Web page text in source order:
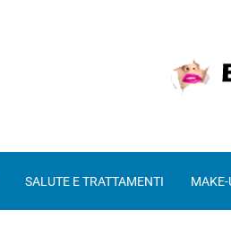
SALUTE E TRATTAMENTI MAKE-